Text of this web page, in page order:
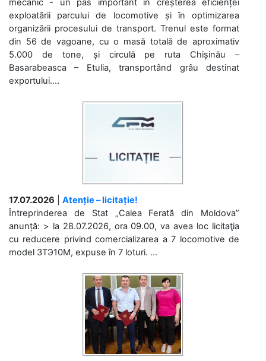
mecanic - un pas important în creșterea eficienței
exploatării parcului de locomotive și în optimizarea
organizării procesului de transport. Trenul este format
din 56 de vagoane, cu o masă totală de aproximativ
5.000 de tone, și circulă pe ruta Chișinău –
Basarabeasca – Etulia, transportând grâu destinat
exportului....
17.07.2026
Atenție – licitație!
Întreprinderea de Stat „Calea Ferată din Moldova”
anunță: > la 28.07.2026, ora 09.00, va avea loc licitaţia
cu reducere privind comercializarea a 7 locomotive de
model 3ТЭ10М, expuse în 7 loturi. ...